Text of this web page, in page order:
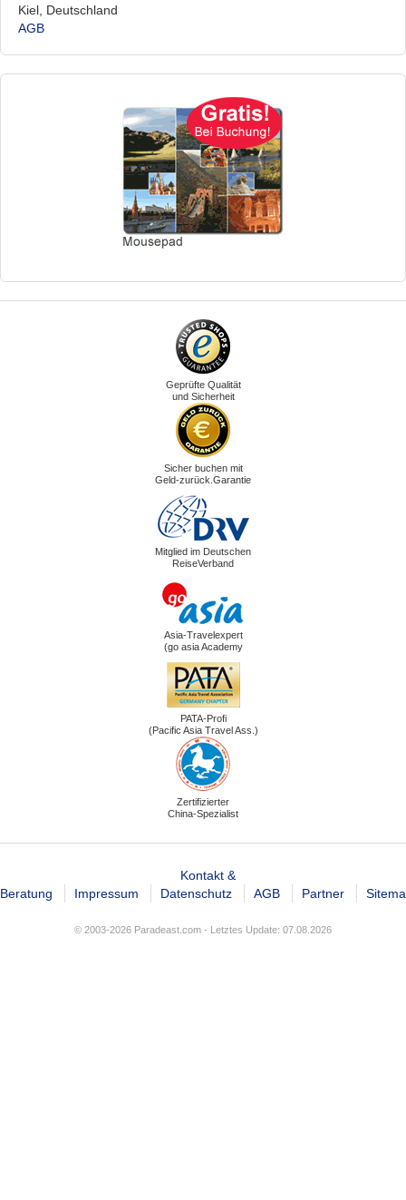
Kiel, Deutschland
AGB
Geprüfte Qualität
und Sicherheit
Sicher buchen mit
Geld-zurück.Garantie
Mitglied im Deutschen
ReiseVerband
Asia-Travelexpert
(go asia Academy
PATA-Profi
(Pacific Asia Travel Ass.)
Zertifizierter
China-Spezialist
Kontakt &
Beratung
Impressum Datenschutz AGB Partner
© 2003-2026 Paradeast.com - Letztes Update: 07.08.2026